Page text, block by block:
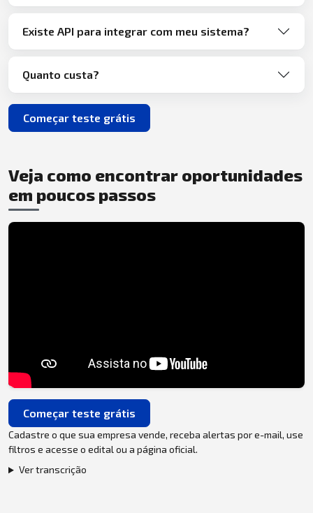
Existe API para integrar com meu sistema?
Quanto custa?
Começar teste grátis
Veja como encontrar oportunidades
em poucos passos
Começar teste grátis
Cadastre o que sua empresa vende, receba alertas por e-mail, use
filtros e acesse o edital ou a página oficial.
Ver transcrição